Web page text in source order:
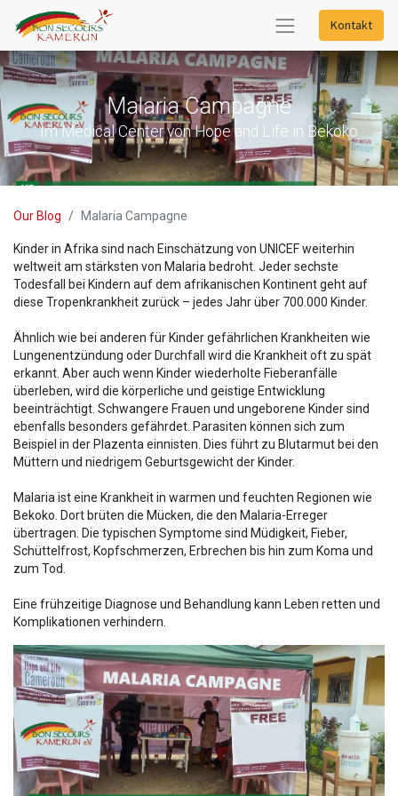
Kontakt
Malaria Campagne
Im Medical Center von Hope and Life in Bekoko
Our Blog Malaria Campagne
Kinder in Afrika sind nach Einschätzung von UNICEF weiterhin
weltweit am stärksten von Malaria bedroht. Jeder sechste
Todesfall bei Kindern auf dem afrikanischen Kontinent geht auf
diese Tropenkrankheit zurück – jedes Jahr über 700.000 Kinder.
Ähnlich wie bei anderen für Kinder gefährlichen Krankheiten wie
Lungenentzündung oder Durchfall wird die Krankheit oft zu spät
erkannt. Aber auch wenn Kinder wiederholte Fieberanfälle
überleben, wird die körperliche und geistige Entwicklung
beeinträchtigt. Schwangere Frauen und ungeborene Kinder sind
ebenfalls besonders gefährdet. Parasiten können sich zum
Beispiel in der Plazenta einnisten. Dies führt zu Blutarmut bei den
Müttern und niedrigem Geburtsgewicht der Kinder.
Malaria ist eine Krankheit in warmen und feuchten Regionen wie
Bekoko. Dort brüten die Mücken, die den Malaria-Erreger
übertragen. Die typischen Symptome sind Müdigkeit, Fieber,
Schüttelfrost, Kopfschmerzen, Erbrechen bis hin zum Koma und
zum Tod.
Eine frühzeitige Diagnose und Behandlung kann Leben retten und
Komplikationen verhindern.